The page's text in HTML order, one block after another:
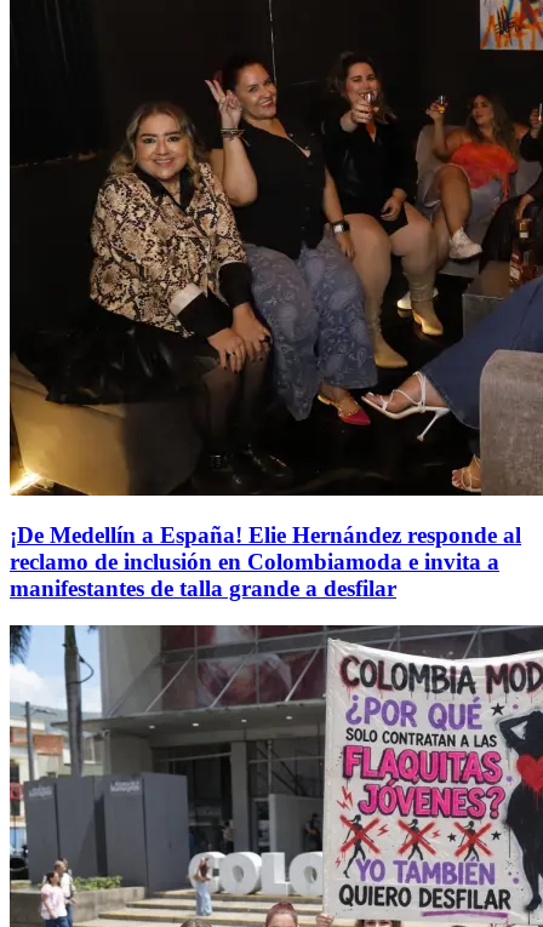
¡De Medellín a España! Elie Hernández responde al
reclamo de inclusión en Colombiamoda e invita a
manifestantes de talla grande a desfilar